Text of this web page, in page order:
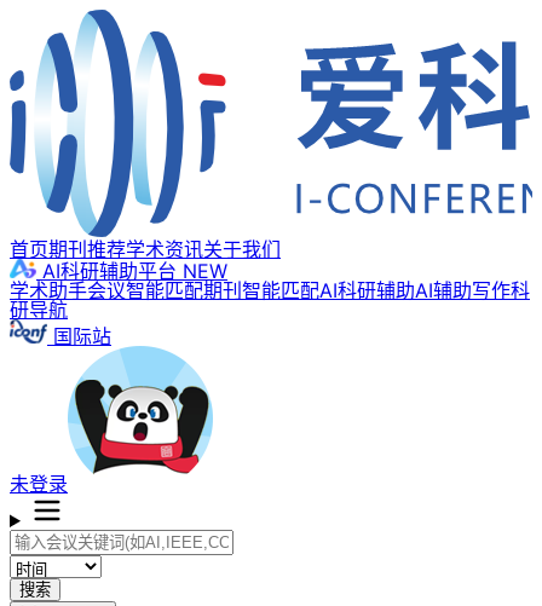
首页期刊推荐学术资讯关于我们
AI科研辅助平台 NEW
学术助手会议智能匹配期刊智能匹配AI科研辅助AI辅助写作科
研导航
国际站
未登录
搜索